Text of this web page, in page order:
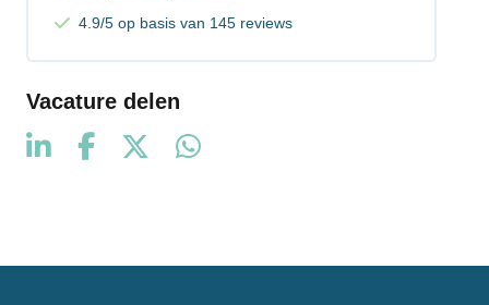
4.9/5 op basis van 145 reviews
Vacature delen